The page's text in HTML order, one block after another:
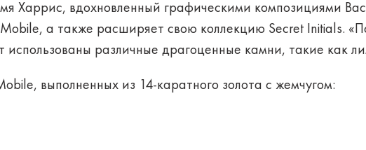
Харрис, вдохновленный графическими композициями
а также расширяет свою коллекцию Secret Initials.
использованы различные драгоценные камни, такие как
выполненных из 14-каратного золота с жемчугом: